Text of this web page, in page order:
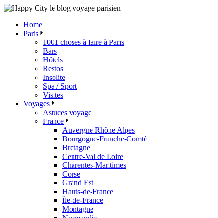
Skip
content
Home
Paris
1001 choses à faire à Paris
Bars
Hôtels
Restos
Insolite
Spa / Sport
Visites
Voyages
Astuces voyage
France
Auvergne Rhône Alpes
Bourgogne-Franche-Comté
Bretagne
Centre-Val de Loire
Charentes-Maritimes
Corse
Grand Est
Hauts-de-France
Île-de-France
Montagne